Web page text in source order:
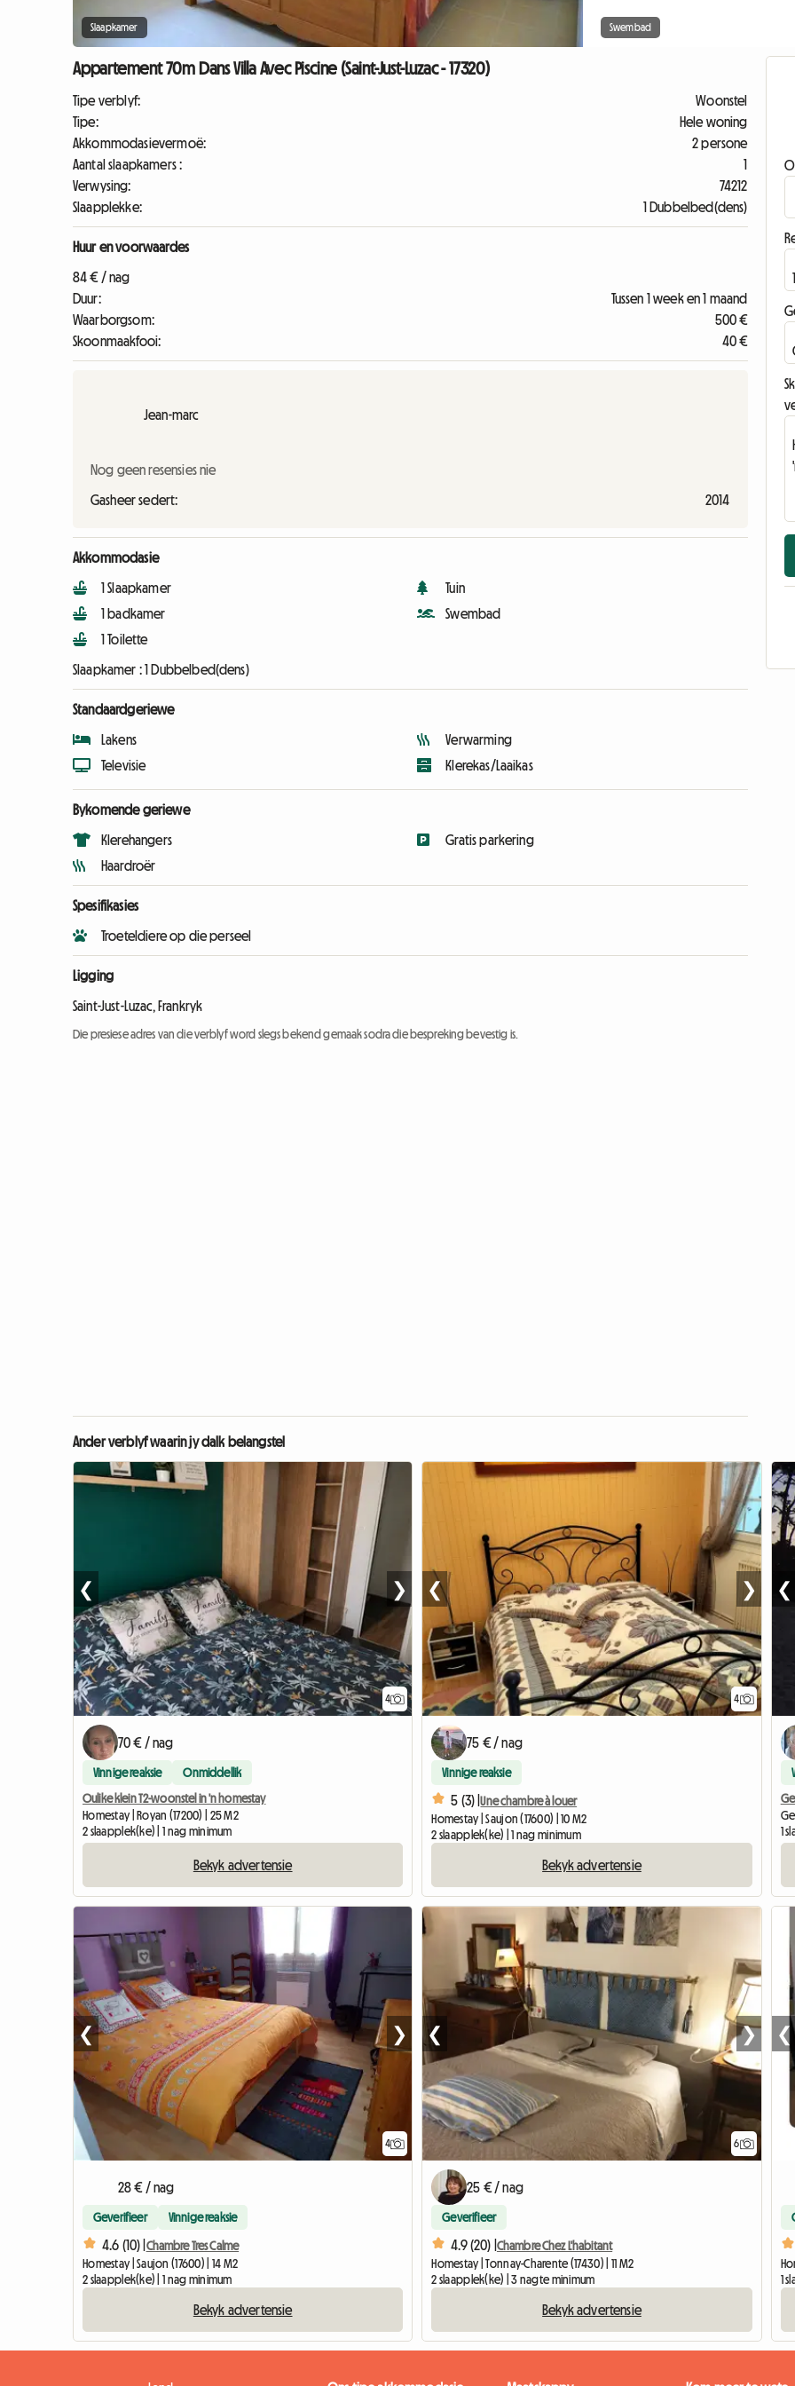
Slaapkamer Swembad
Appartement 70m Dans Villa Avec Piscine (Saint-Just-Luzac - 17320)
Tipe verblyf:
Woonstel
Tipe:
Hele woning
Akkommodasievermoë:
2 persone
Aantal slaapkamers :
1
Verwysing:
74212
Slaapplekke:
1 Dubbelbed(dens)
Huur en voorwaardes
84 € / nag
Duur:
Tussen 1 week en 1 maand
Waarborgsom:
500 €
Skoonmaakfooi:
40 €
Jean-marc
Nog geen resensies nie
Gasheer sedert: 2014
Akkommodasie
1 Slaapkamer
1 badkamer
1 Toilette
Tuin
Swembad
Slaapkamer :1 Dubbelbed(dens)
Standaardgeriewe
Lakens
Televisie
Verwarming
Klerekas/Laaikas
Bykomende geriewe
Klerehangers
Haardroër
Gratis parkering
Spesifikasies
Troeteldiere op die perseel
Ligging
Saint-Just-Luzac, Frankryk
Die presiese adres van die verblyf word slegs bekend gemaak sodra die bespreking bevestig is.
Ander verblyf waarin jy dalk belangstel
4
❮ ❯
70 € / nag
Vinnige reaksie Onmiddellik
Oulike klein T2-woonstel in 'n homestay
Homestay | Royan (17200) | 25 M2
2 slaapplek(ke) | 1 nag minimum
Bekyk advertensie
4
❮ ❯
75 € / nag
Vinnige reaksie
5 (3) |Une chambre à louer
Homestay | Saujon (17600) | 10 M2
2 slaapplek(ke) | 1 nag minimum
Bekyk advertensie
❮
1
4
❮ ❯
28 € / nag
Geverifieer Vinnige reaksie
4.6 (10) | Chambre Tres Calme
Homestay | Saujon (17600) | 14 M2
2 slaapplek(ke) | 1 nag minimum
Bekyk advertensie
6
❮ ❯
25 € / nag
Geverifieer
4.9 (20) | Chambre Chez L'habitant
Homestay | Tonnay-Charente (17430) | 11 M2
2 slaapplek(ke) | 3 nagte minimum
Bekyk advertensie
❮
1